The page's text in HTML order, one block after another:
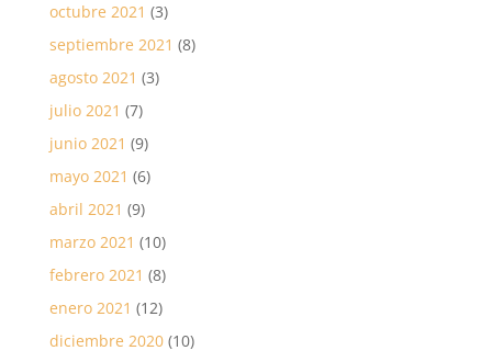
octubre 2021 (3)
septiembre 2021 (8)
agosto 2021 (3)
julio 2021 (7)
junio 2021 (9)
mayo 2021 (6)
abril 2021 (9)
marzo 2021 (10)
febrero 2021 (8)
enero 2021 (12)
diciembre 2020(10)